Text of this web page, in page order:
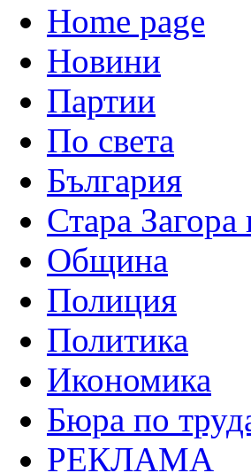
Home page
Новини
Партии
По света
България
Стара Загора
Община
Полиция
Политика
Икономика
Бюра по
РЕКЛАМА